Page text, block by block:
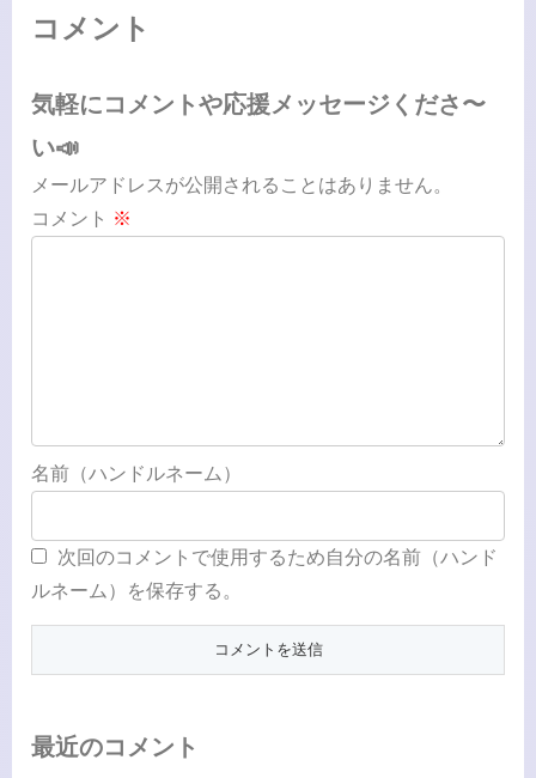
コメント
気軽にコメントや応援メッセージくださ〜
い📣
メールアドレスが公開されることはありません。
コメント ※
名前（ハンドルネーム）
次回のコメントで使用するため自分の名前（ハンド
ルネーム）を保存する。
最近のコメント